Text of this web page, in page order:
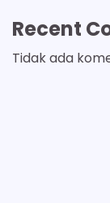
Recent
Tidak ada